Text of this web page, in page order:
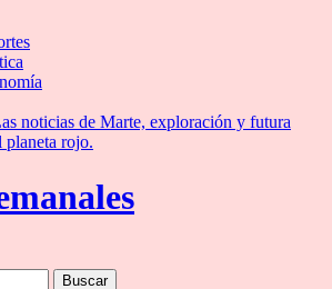
noticias de Marte, exploración y futura
planeta rojo.